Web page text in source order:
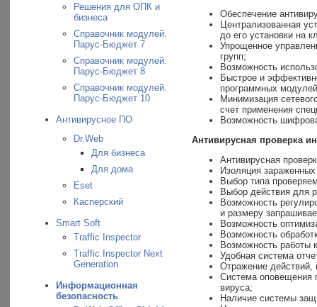
Решения для ОПК и
бизнеса
Справочник модулей.
Парус-Бюджет 7
Справочник модулей.
Парус-Бюджет 8
Справочник модулей.
Парус-Бюджет 10
Антивирусное ПО
Dr.Web
Для бизнеса
Для дома
Eset
Касперский
Smart Soft
Traffic Inspector
Traffic Inspector Next
Generation
Информационная
безопасность
Обеспечение
Централизованная
до его установки на
Упрощенное
групп;
Возможность
Быстрое и
программных
Минимизация
счет применения
Возможность
Антивирусная проверка
Антивирусная
Изоляция
Выбор типа
Выбор действия для
Возможность
и размеру
Возможность
Возможность
Возможность работы
Удобная система
Отражение действий,
Система оповещения
вируса;
Наличие системы